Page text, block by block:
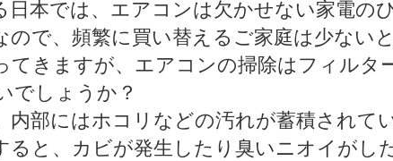
本では、エアコンは欠かせない家電の
で、頻繁に買い替えるご家庭は少ないと
きますが、エアコンの掃除はフィルタ
でしょうか？
部にはホコリなどの汚れが蓄積されてい
と、カビが発生したり臭いニオイがし